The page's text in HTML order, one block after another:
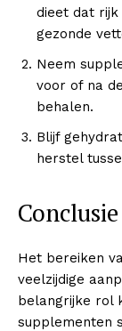
dieet dat rijk
gezonde
Neem
voor of na
behalen.
Blijf
herstel
Conclusie
Het bereiken
veelzijdige
belangrijke rol
supplementen